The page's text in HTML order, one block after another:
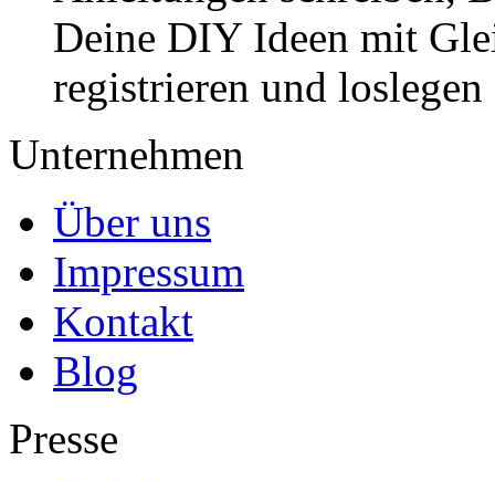
Deine DIY Ideen mit
registrieren und loslegen
Unternehmen
Über uns
Impressum
Kontakt
Blog
Presse